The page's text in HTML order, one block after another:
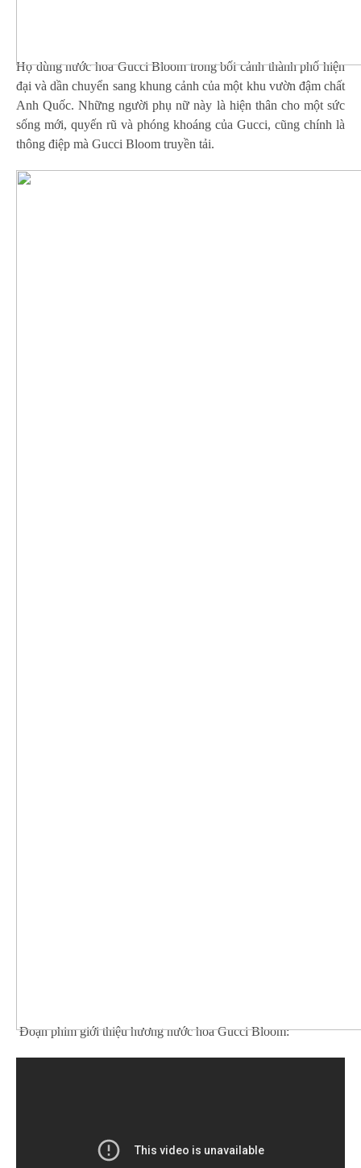
Họ dùng nước hoa Gucci Bloom trong bối cảnh thành phố hiện
đại và dần chuyển sang khung cảnh của một khu vườn đậm chất
Anh Quốc. Những người phụ nữ này là hiện thân cho một sức
sống mới, quyến rũ và phóng khoáng của Gucci, cũng chính là
thông điệp mà Gucci Bloom truyền tải.
Đoạn phim giới thiệu hương nước hoa Gucci Bloom: